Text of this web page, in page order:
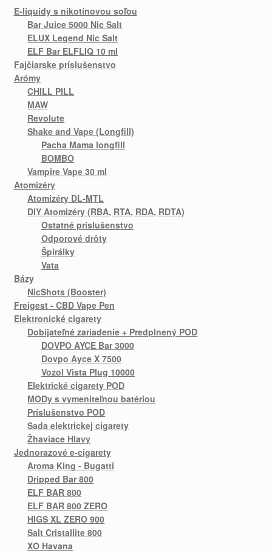
E-liquidy s nikotínovou soľou
Bar Juice 5000 Nic Salt
ELUX Legend Nic Salt
ELF Bar ELFLIQ 10 ml
Fajčiarske príslušenstvo
Arómy
CHILL PILL
MAW
Revolute
Shake and Vape (Longfill)
Pacha Mama longfill
BOMBO
Vampire Vape 30 ml
Atomizéry
Atomizéry DL-MTL
DIY Atomizéry (RBA, RTA, RDA, RDTA)
Ostatné príslušenstvo
Odporové drôty
Špirálky
Vata
Bázy
NicShots (Booster)
Freigest - CBD Vape Pen
Elektronické cigarety
Dobíjateľné zariadenie + Predplnený POD
DOVPO AYCE Bar 3000
Dovpo Ayce X 7500
Vozol Vista Plug 10000
Elektrické cigarety POD
MODy s vymeniteľnou batériou
Príslušenstvo POD
Sada elektrickej cigarety
Žhaviace Hlavy
Jednorazové e-cigarety
Aroma King - Bugatti
Dripped Bar 800
ELF BAR 800
ELF BAR 800 ZERO
HIGS XL ZERO 900
Salt Cristallite 800
XO Havana